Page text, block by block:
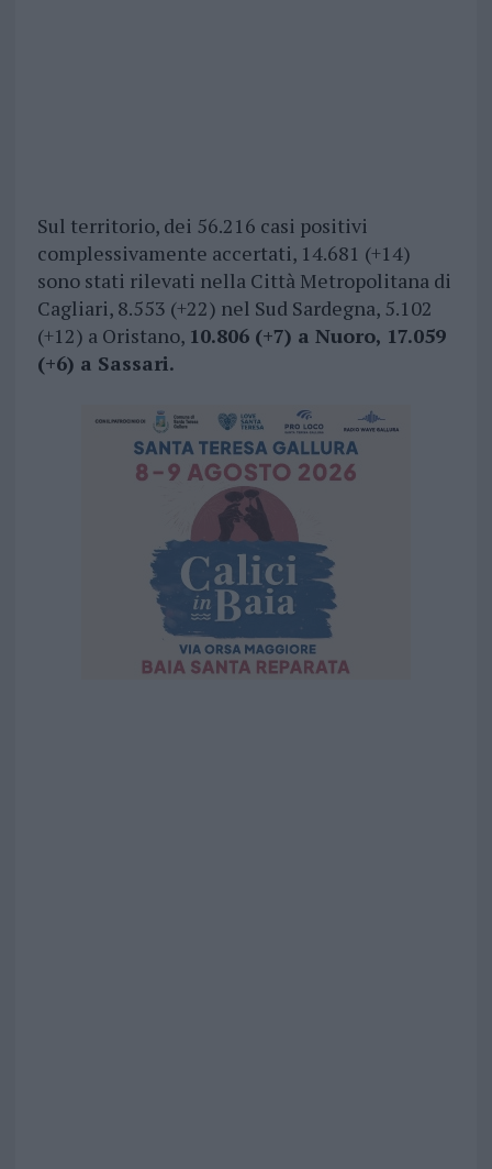
Sul territorio, dei 56.216 casi positivi
complessivamente accertati, 14.681 (+14)
sono stati rilevati nella Città Metropolitana di
Cagliari, 8.553 (+22) nel Sud Sardegna, 5.102
(+12) a Oristano, 10.806 (+7) a Nuoro, 17.059
(+6) a Sassari.